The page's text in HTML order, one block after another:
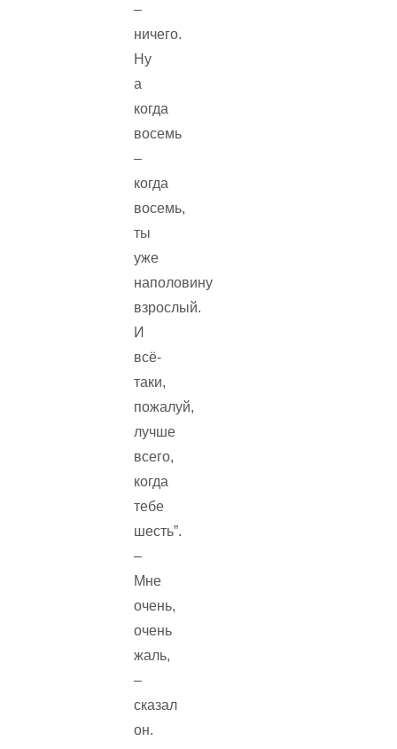
–
ничего.
Ну
а
когда
восемь
–
когда
восемь,
ты
уже
наполовину
взрослый.
И
всё-
таки,
пожалуй,
лучше
всего,
когда
тебе
шесть”.
–
Мне
очень,
очень
жаль,
–
сказал
он.